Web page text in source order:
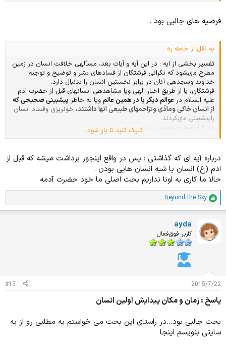
فرضیه های جالبی بود .
به نقل از خاطه ره :
تفسیر بخشی از ایه : در اين آيه و آيات بعد، مسأله‏ى خلافت انسان در زمين
مطرح مى‏شود كه نگرانى فرشتگان از فسادهاى بشر و توضيح و توجيه
خداوند وسجده‏ى آنان در برابر نخستين انسان را بدنبال دارد.
فرشتگان، يا از طريق اخبار الهى ويا مشاهده‏ى انسان‏هاى قبل از حضرت آدم
عليه السلام در عوالم ديگر يا در همين عالم ويا به خاطر پيش‏بينى صحيحى كه
از انسان خاكى ومادّى وتزاحم‏هاى طبيعى آنها داشتند، خونريزى وفساد انسان
راپيش‏بينى مى‏كردند.
دو تا فرضیه میتونیم بدیم؛
1. یکی اینکه قبل از حضرت آدم انسان هایی وجود داشتن ک اینجا باز سوال
2. فرضیه دوم اینکه ملائکه فقد پیش بینی میکردن که همچین اتفاقی بیفته
و هیچ چیز معلوم نبوده.
به نظر من فرضیه اول دُرُس تر در میاد، چه به ایات نگاه کنیم چه به فرایضی
که از طرف انسان ها گفته شده.
در مورد زمانُ مکان هم، که کسی زیاد راجع بهش حرف نزده تا الان، فرضیه
های مختلفی هس دوباره،
در مورد مکان، اگه نقاشیای قدیمی روی غارها رو مورد بررسی قرار بدیم،
میبینیم قدیمی ترین ها تو
شده، (اسم این غارُ یادم نمیاد، فقد میدونم تو استان ِ گلستانه، یادم اومد
ادیت میکنم)
دقیقشُ نمیدونم.
کلیک کنید تا باز شود...
درباره آیه ای که گذاشتی : پس در واقع اینجور برداشت میشه که قبل از
ادم (ع) انسان یا شبه انسان هایی بودن .
حالا ما کاری به اونا نداریم بحث اصلی ما خود حضرت آدمه
ا
م
ی
ا
ز
Beyond the Sky
ayda
کاربر فوق‌فعال
2015/7/22
#15
پاسخ : زمان و مکان پیدایش اولین انسان
بحث جالبی بود...در راستای این بحث می خواستم یه مطلبی رو از یه
سایتی بنویسم اینجا